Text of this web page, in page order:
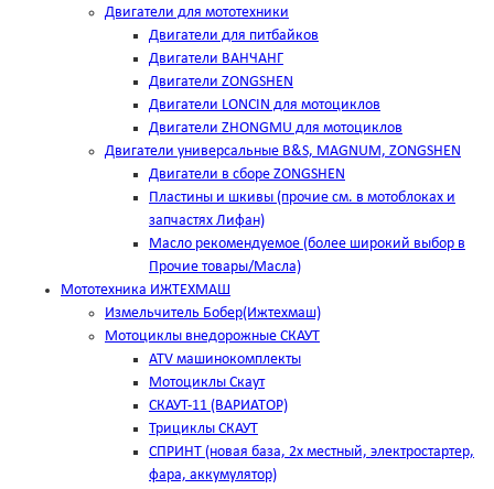
Двигатели для мототехники
Двигатели для питбайков
Двигатели ВАНЧАНГ
Двигатели ZONGSHEN
Двигатели LONCIN для мотоциклов
Двигатели ZHONGMU для мотоциклов
Двигатели универсальные B&S, MAGNUM, ZONGSHEN
Двигатели в сборе ZONGSHEN
Пластины и шкивы (прочие см. в мотоблоках и
запчастях Лифан)
Масло рекомендуемое (более широкий выбор в
Прочие товары/Масла)
Мототехника ИЖТЕХМАШ
Измельчитель Бобер(Ижтехмаш)
Мотоциклы внедорожные СКАУТ
ATV машинокомплекты
Мотоциклы Скаут
СКАУТ-11 (ВАРИАТОР)
Трициклы СКАУТ
СПРИНТ (новая база, 2х местный, электростартер,
фара, аккумулятор)